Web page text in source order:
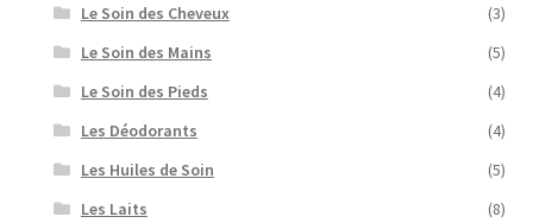
Le Soin des Cheveux
(3)
Le Soin des Mains
(5)
Le Soin des Pieds
(4)
Les Déodorants
(4)
Les Huiles de Soin
(5)
Les Laits
(8)